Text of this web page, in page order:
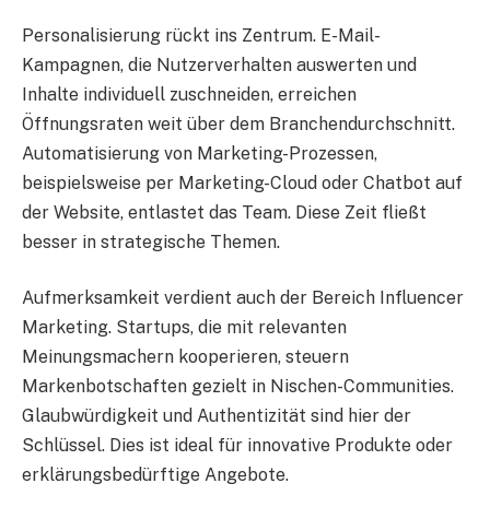
Personalisierung rückt ins Zentrum. E-Mail-
Kampagnen, die Nutzerverhalten auswerten und
Inhalte individuell zuschneiden, erreichen
Öffnungsraten weit über dem Branchendurchschnitt.
Automatisierung von Marketing-Prozessen,
beispielsweise per Marketing-Cloud oder Chatbot auf
der Website, entlastet das Team. Diese Zeit fließt
besser in strategische Themen.
Aufmerksamkeit verdient auch der Bereich Influencer
Marketing. Startups, die mit relevanten
Meinungsmachern kooperieren, steuern
Markenbotschaften gezielt in Nischen-Communities.
Glaubwürdigkeit und Authentizität sind hier der
Schlüssel. Dies ist ideal für innovative Produkte oder
erklärungsbedürftige Angebote.